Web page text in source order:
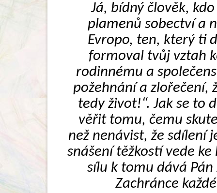
Já, bídný člověk,
plamenů sobectví a
Evropo, ten, který ti
formoval tvůj vztah
rodinnému a
požehnání a zlořečení,
tedy život!“. Jak se to
věřit tomu, čemu
než nenávist, že sdílení
snášení těžkostí vede
sílu k tomu dává Pán
Zachránce